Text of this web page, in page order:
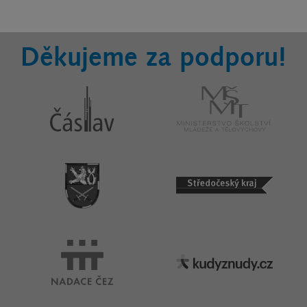
Děkujeme za podporu!